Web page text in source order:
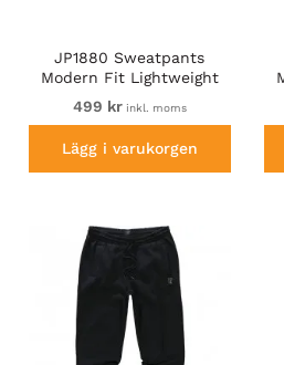
JP1880 Sweatpants
Modern Fit Lightweight
499 krinkl. moms
Lägg i varukorgen